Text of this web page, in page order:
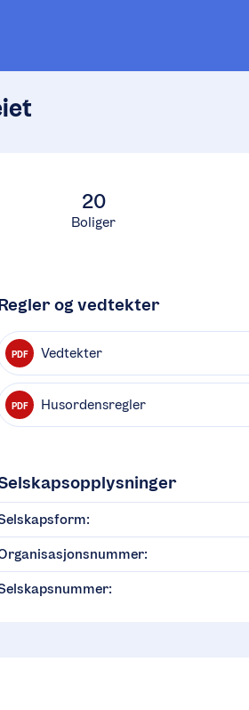
20
Boliger
og vedtekter
PDF Vedtekter
PDF Husordensregler